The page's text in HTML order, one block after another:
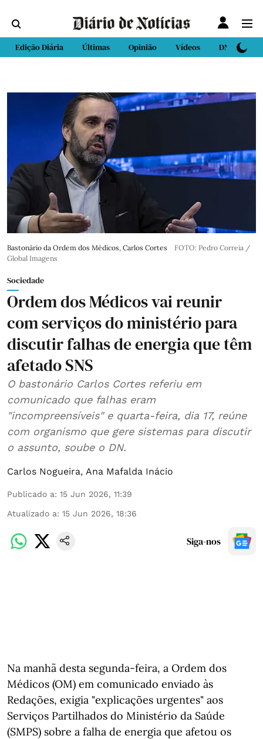
Edição Diária Últimas Opinião Vídeos DN Sport
Bastonário da Ordem dos Médicos, Carlos Cortes
FOTO: Pedro Correia /
Global Imagens
Sociedade
Ordem dos Médicos vai reunir
com serviços do ministério para
discutir falhas de energia que têm
afetado SNS
O bastonário Carlos Cortes referiu em
comunicado que falhas eram
"incompreensíveis" e quarta-feira, dia 17, reúne
com organismo que gere sistemas para discutir
o assunto, soube o DN.
Carlos Nogueira, Ana Mafalda Inácio
Publicado a: 15 Jun 2026, 11:39
Atualizado a: 15 Jun 2026, 18:36
Siga-nos
Na manhã desta segunda-feira, a Ordem dos
Médicos (OM) em comunicado enviado às
Redações, exigia "explicações urgentes" aos
Serviços Partilhados do Ministério da Saúde
(SMPS) sobre a falha de energia que afetou os